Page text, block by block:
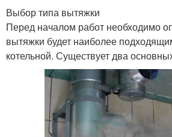
Выбор типа вытяжки
Перед началом работ необходимо
вытяжки будет наиболее
котельной. Существует два